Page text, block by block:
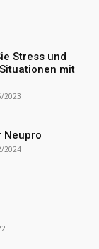
Stress und
mit
2023
Neupro
2024